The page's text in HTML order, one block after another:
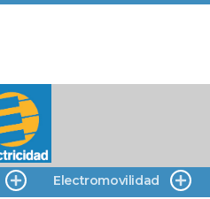
Electromovilidad